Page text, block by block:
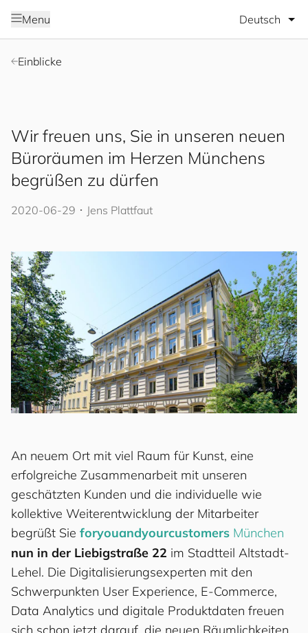
Menu Sprache
Einblicke
Wir freuen uns, Sie in unseren neuen
Büroräumen im Herzen Münchens
begrüßen zu dürfen
2020-06-29 ･ Jens Plattfaut
An neuem Ort mit viel Raum für Kunst, eine
erfolgreiche Zusammenarbeit mit unseren
geschätzten Kunden und die individuelle wie
kollektive Weiterentwicklung der Mitarbeiter
begrüßt Sie foryouandyourcustomers München
nun in der Liebigstraße 22 im Stadtteil Altstadt-
Lehel. Die Digitalisierungsexperten mit den
Schwerpunkten User Experience, E-Commerce,
Data Analytics und digitale Produktdaten freuen